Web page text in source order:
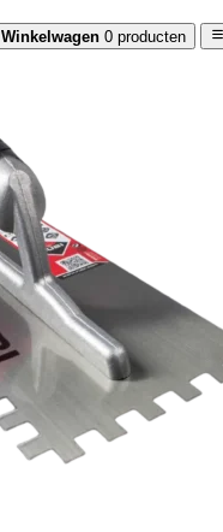
Winkelwagen 0 producten